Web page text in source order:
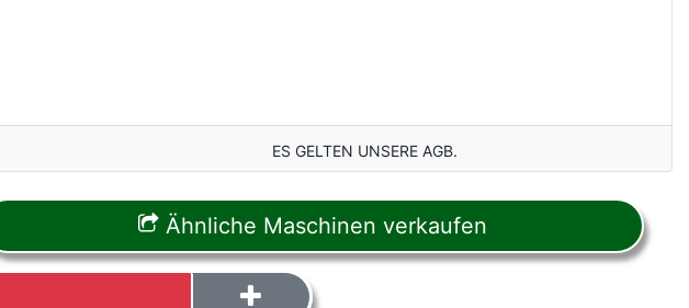
ES GELTEN UNSERE AGB.
Ähnliche Maschinen verkaufen